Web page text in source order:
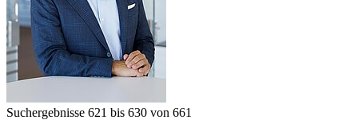
Suchergebnisse 621 bis 630 von 661